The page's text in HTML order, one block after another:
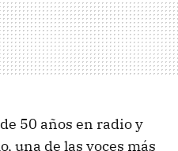
50 años en radio y
una de las voces más